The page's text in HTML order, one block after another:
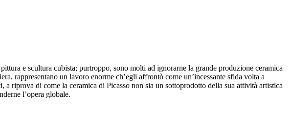
e scultura cubista; purtroppo, sono molti ad ignorarne la grande produzione ceramica
rappresentano un lavoro enorme ch’egli affrontò come un’incessante sfida volta a
riprova di come la ceramica di Picasso non sia un sottoprodotto della sua attività artistica
l’opera globale.